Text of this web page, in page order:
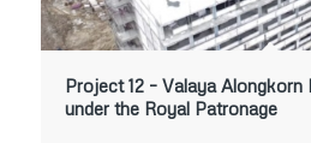
Project 12 – Valaya
under the Royal Patronage